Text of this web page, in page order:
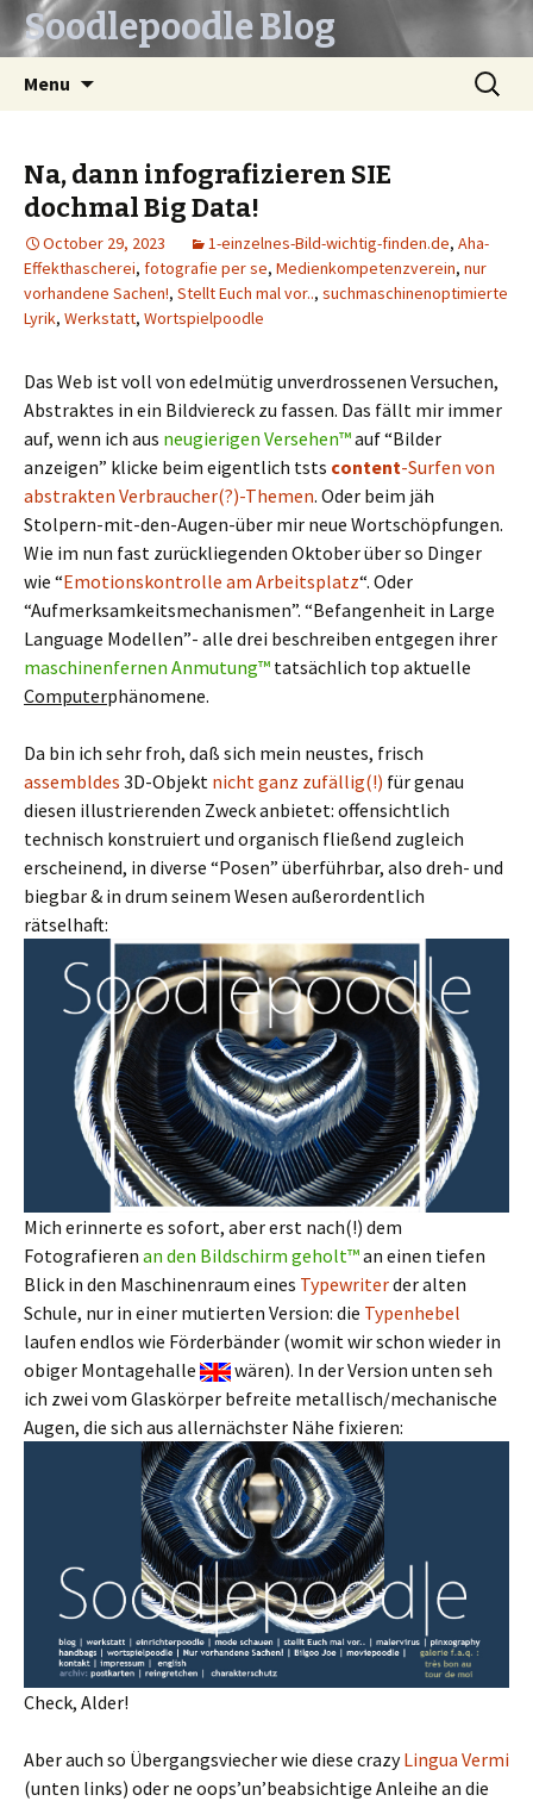
Soodlepoodle Blog
Menu
Search
for:
Na, dann infografizieren SIE
dochmal Big Data!
October 29, 2023 1-einzelnes-Bild-wichtig-finden.de, Aha-
Effekthascherei, fotografie per se, Medienkompetenzverein, nur
vorhandene Sachen!, Stellt Euch mal vor.., suchmaschinenoptimierte
Lyrik, Werkstatt, Wortspielpoodle
Das Web ist voll von edelmütig unverdrossenen Versuchen,
Abstraktes in ein Bildviereck zu fassen. Das fällt mir immer
auf, wenn ich aus neugierigen Versehen™auf “Bilder
anzeigen” klicke beim eigentlich tsts content-Surfen von
abstrakten Verbraucher(?)-Themen. Oder beim jäh
Stolpern-mit-den-Augen-über mir neue Wortschöpfungen.
Wie im nun fast zurückliegenden Oktober über so Dinger
wie “Emotionskontrolle am Arbeitsplatz“. Oder
“Aufmerksamkeitsmechanismen”. “Befangenheit in Large
Language Modellen”- alle drei beschreiben entgegen ihrer
maschinenfernen Anmutung™ tatsächlich top aktuelle
Computerphänomene.
Da bin ich sehr froh, daß sich mein neustes, frisch
assembldes 3D-Objekt nicht ganz zufällig(!) für genau
diesen illustrierenden Zweck anbietet: offensichtlich
technisch konstruiert und organisch fließend zugleich
erscheinend, in diverse “Posen” überführbar, also dreh- und
biegbar & in drum seinem Wesen außerordentlich
rätselhaft:
Mich erinnerte es sofort, aber erst nach(!) dem
Fotografieren an den Bildschirm geholt™an einen tiefen
Blick in den Maschinenraum eines Typewriterder alten
Schule, nur in einer mutierten Version: die Typenhebel
laufen endlos wie Förderbänder (womit wir schon wieder in
obiger Montagehalle
wären). In der Version unten seh
ich zwei vom Glaskörper befreite metallisch/mechanische
Augen, die sich aus allernächster Nähe fixieren:
Check, Alder!
Aber auch so Übergangsviecher wie diese crazyLingua Vermi
(unten links) oder ne oops’un’beabsichtige Anleihe an die